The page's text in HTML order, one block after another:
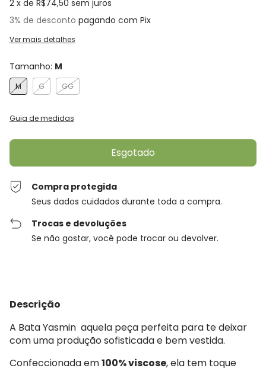
2 x de R$74,50 sem juros
3% de desconto pagando com Pix
Ver mais detalhes
Tamanho: M
M G GG
Guia de medidas
Compra protegida
Seus dados cuidados durante toda a compra.
Trocas e devoluções
Se não gostar, você pode trocar ou devolver.
Descrição
A Bata Yasmin aquela peça perfeita para te deixar
com uma produção sofisticada e bem vestida.
Confeccionada em100% viscose, ela tem toque